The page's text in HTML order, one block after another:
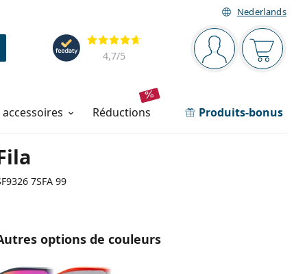
Nederlands
Barre de navigation
Vous êtesVotre
Évaluation
4,7/5
réductions Produits-bonus
7SFA 99
options de couleurs